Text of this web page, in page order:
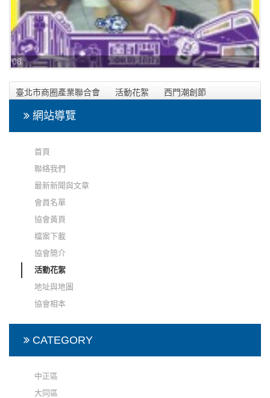
08
臺北市商圈產業聯合會 活動花絮 西門潮創節
網站導覽
首頁
聯絡我們
最新新聞與文章
會員名單
協會黃頁
檔案下載
協會簡介
活動花絮
地址與地圖
協會相本
CATEGORY
中正區
大同區